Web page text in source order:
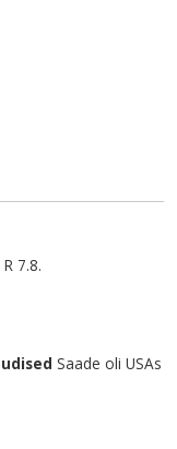
R 7.8.
Saade oli USAs